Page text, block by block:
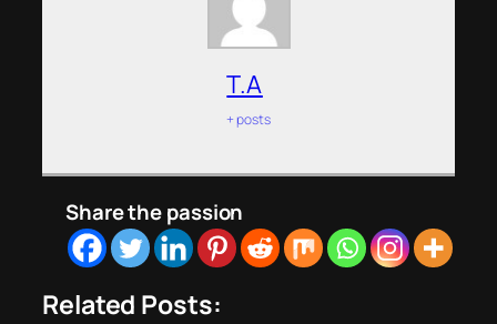
T.A
+ posts
Share the passion
Related Posts: